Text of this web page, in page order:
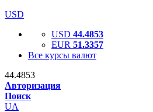
USD
USD 44.4853
EUR 51.3357
Все курсы валют
44.4853
Авторизация
Поиск
UA